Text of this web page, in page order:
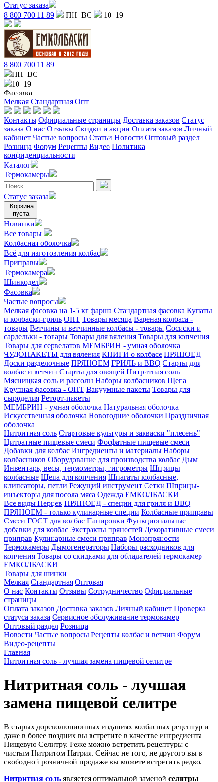
Статус заказа
8 800 700 11 89
ПН–ВС 10–19
8 800 700 11 89
ПН–ВС
10–19
Фасовка
Мелкая Стандартная Опт
Контакты Официальные страницы Доставка заказов Статус
заказа О нас Отзывы Скидки и акции Оплата заказов Личный
кабинет Частые вопросы Статьи Новости Оптовый раздел
Розница Форум Рецепты Видео Политика
конфиденциальности
Каталог
Термокамеры
Статус заказа
Корзина
пуста
Новинки
Все товары
Колбасная оболочка
Всё для изготовления колбас
Приправы
Термокамера
Шинкодел
Фасовка
Частые вопросы
Мелкая фасовка на 1-5 кг фарша Стандартная фасовка Купаты
и колбаски-гриль ОПТ Товары месяца Вареная колбаса -
товары Ветчины и ветчинные колбасы - товары Сосиски и
сардельки - товары Товары для вяления Товары для копчения
Товары для сервелатов МЕМБРИН - умная оболочка
ЧУДОПАКЕТЫ для вяления КНИГИ о колбасе ПРЯНОЕД
Доски разделочные ПРЯНОЕМ ГРИЛЬ и BBQ Старты для
колбас и ветчин Старты для овощей Нитритная соль
Мясницкая соль и рассолы Наборы колбасников Щепа
Крупная фасовка - ОПТ Вакуумные пакеты Товары для
сыроделия Реторт-пакеты
МЕМБРИН - умная оболочка Натуральная оболочка
Искусственная оболочка Новогодние оболочки Праздничная
оболочка
Нитритная соль Стартовые культуры и закваски "плесень"
Цитратные пищевые смеси Фосфатные пищевые смеси
Добавки для колбас Ингредиенты и материалы Наборы
колбасников Оборудование для производства колбас Дым
Инвентарь, весы, термометры, гигрометры Шприцы
колбасные Щепа для копчения Шпагаты колбасные,
клипсаторы, петли Режущий инструмент Сетки Шприцы-
инъекторы для посола мяса Одежда ЕМКОЛБАСКИ
Все виды Перцев ПРЯНОЕД - специи для гриля и BBQ
ПРЯНОЕМ - только кулинарные специи Колбасные приправы
Смеси ГОСТ для колбас Панировки Функциональные
добавки для колбас Экстракты пряностей Декоративные смеси
приправ Кулинарные смеси приправ Монопряности
Термокамеры Дымогенераторы Наборы расходников для
копчения Товары со скидками для обладателей термокамер
ЕМКОЛБАСКИ
Товары для шинки
Мелкая Стандартная Оптовая
О нас Контакты Отзывы Сотрудничество Официальные
страницы
Оплата заказов Доставка заказов Личный кабинет Проверка
статуса заказа Сервисное обслуживание термокамер
Оптовый раздел Розница
Новости Частые вопросы Рецепты колбас и ветчин Форум
Видео-рецепты
Главная
Нитритная соль - лучшая замена пищевой селитре
Нитритная соль - лучшая
замена пищевой селитре
В старых дореволюционных изданиях колбасных рецептур и
даже в более поздних вы встретите в качестве ингредиента
Пищевую Селитру. Реже можно встретить рецептуры с
чистым Нитритом Натрия. Сейчас не того, не другого вы в
свободной розничной продаже вы можете встретить редко.
Нитритная соль является оптимальной заменой селитры